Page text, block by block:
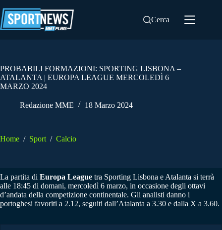
al
contenuto
Cerca
PROBABILI FORMAZIONI: SPORTING LISBONA –
ATALANTA | EUROPA LEAGUE MERCOLEDÌ 6
MARZO 2024
Redazione MME 18 Marzo 2024
Home / Sport / Calcio
La partita di Europa League tra Sporting Lisbona e Atalanta si terrà
alle 18:45 di domani, mercoledì 6 marzo, in occasione degli ottavi
d’andata della competizione continentale. Gli analisti danno i
portoghesi favoriti a 2.12, seguiti dall’Atalanta a 3.30 e dalla X a 3.60.